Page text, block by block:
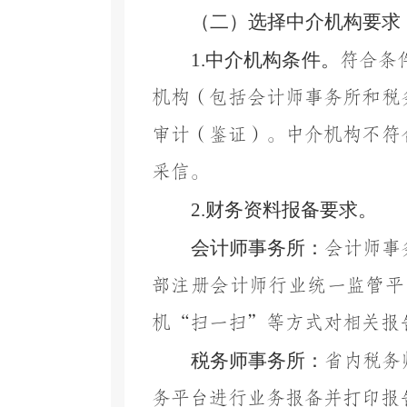
（二）选择中介机构要求
1.中介机构条件。
符合条
机构（包括会计师事务所和
审计（鉴证）。中介机构不
采信。
2.财务资料报备要求。
会计师事务所： 会计师事
部注册会计师行业统一监管
机“扫一扫”等方式对相关报
税务师事务所： 省内税
务平台进行业务报备并打印